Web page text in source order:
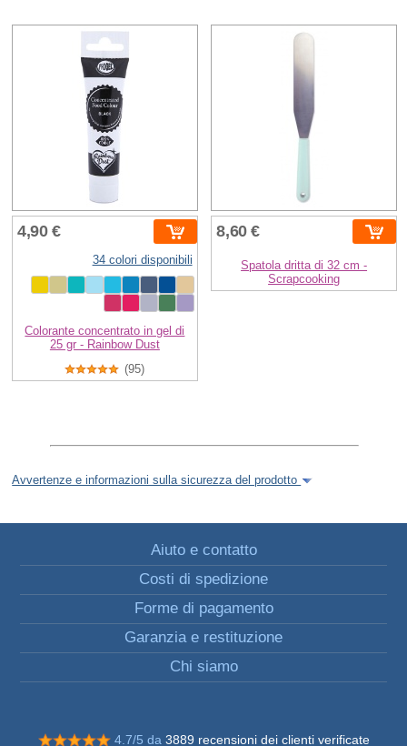
4,90 €
34 colori disponibili
Colorante concentrato in gel di
25 gr - Rainbow Dust
(95)
8,60 €
Spatola dritta di 32 cm -
Scrapcooking
Avvertenze e informazioni sulla sicurezza del prodotto
Aiuto e contatto
Costi di spedizione
Forme di pagamento
Garanzia e restituzione
Chi siamo
4.7/5 da 3889 recensioni dei clienti verificate